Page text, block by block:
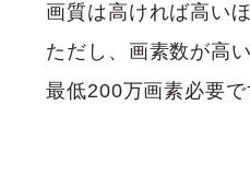
画質は高ければ高い
ただし、画素数が高
最低200万画素必要